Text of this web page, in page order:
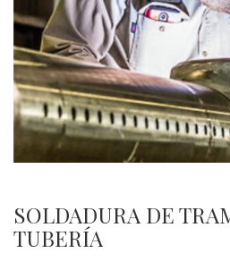
SOLDADURA DE
TUBERÍA